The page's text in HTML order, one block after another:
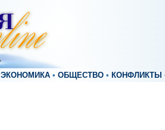
ЭКОНОМИКА • ОБЩЕСТВО • КОНФЛИКТЫ